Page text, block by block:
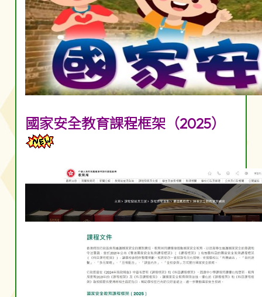
國家安全教育課程框架（2025）